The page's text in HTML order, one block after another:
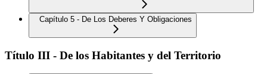
Capítulo 5 - De Los Deberes Y Obligaciones
Título III - De los Habitantes y del Territorio